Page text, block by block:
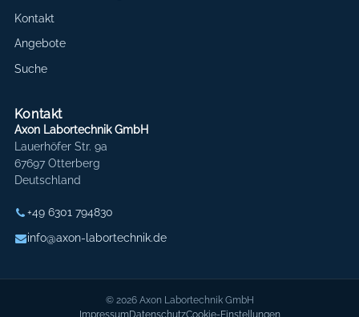
Kontakt
Angebote
Suche
Kontakt
Axon Labortechnik GmbH
Lauerhöfer Str. 9a
67697 Otterberg
Deutschland
+49 6301 794830
info@axon-labortechnik.de
© 2026 Axon Labortechnik GmbH
ImpressumDatenschutzCookie-Einstellungen